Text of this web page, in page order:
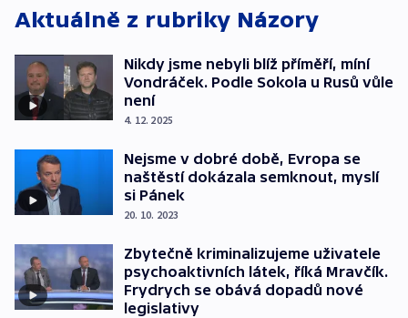
Aktuálně z rubriky Názory
Nikdy jsme nebyli blíž příměří, míní
Vondráček. Podle Sokola u Rusů vůle
není
4. 12. 2025
Nejsme v dobré době, Evropa se
naštěstí dokázala semknout, myslí
si Pánek
20. 10. 2023
Zbytečně kriminalizujeme uživatele
psychoaktivních látek, říká Mravčík.
Frydrych se obává dopadů nové
legislativy